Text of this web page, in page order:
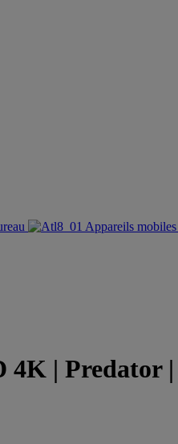
Appareils
| Predator